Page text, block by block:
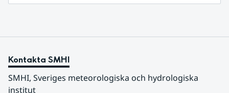
Kontakta SMHI
SMHI, Sveriges meteorologiska och hydrologiska
institut